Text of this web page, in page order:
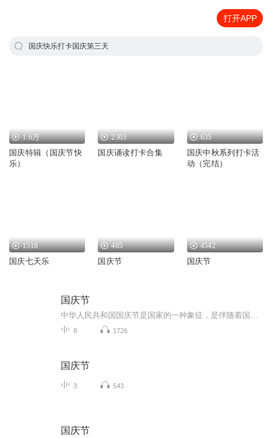
打开APP
国庆快乐打卡国庆第三天
1.6万
国庆特辑（国庆节快
乐）
2303
国庆诵读打卡合集
635
国庆中秋系列打卡活
动（完结）
1518
国庆七天乐
465
国庆节
4542
国庆节
国庆节
8 1726
国庆节
3 543
国庆节